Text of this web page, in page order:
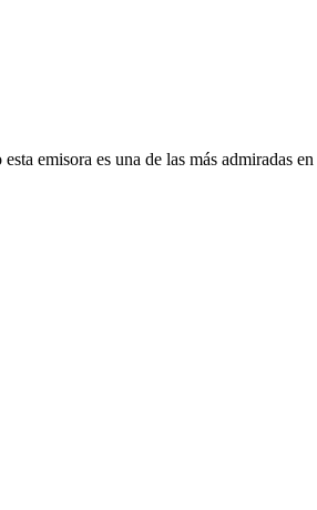
emisora es una de las más admiradas en